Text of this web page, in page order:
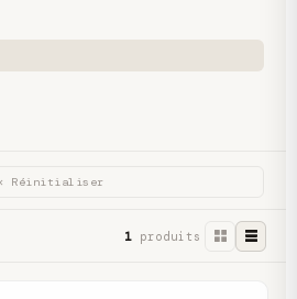
Réinitialiser
1 produits